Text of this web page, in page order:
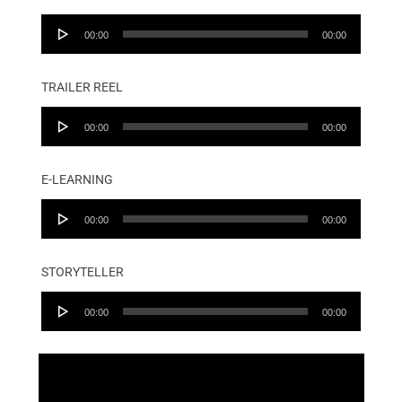
Audio
00:00 00:00
TRAILER REEL
Audio
00:00 00:00
E-LEARNING
Audio
00:00 00:00
STORYTELLER
Audio
00:00 00:00